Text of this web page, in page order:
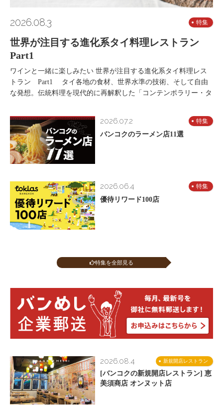
2026.08.3 特集
世界が注目する進化系タイ料理レストラン
Part1
ワインと一緒に楽しみたい 世界が注目する進化系タイ料理レス
トラン Part1 タイ各地の食材、世界水準の技術、そして自由
な発想。伝統料理を現代的に再解釈した「コンテンポラリー・タ
2026.07.2 特集
バンコクのラーメン店11選
2026.06.4 特集
優待リワード100店
特集を全部見る
新規開店レストラン
2026.08.4
[バンコクの新規開店レストラン] 恵
美須商店 オンヌット店